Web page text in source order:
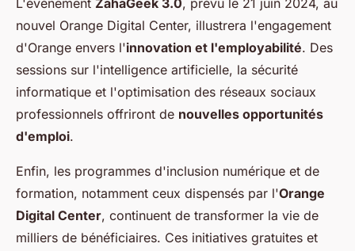
L'événement ZahaGeek 3.0, prévu le 21 juin 2024, au
nouvel Orange Digital Center, illustrera l'engagement
d'Orange envers l'innovation et l'employabilité. Des
sessions sur l'intelligence artificielle, la sécurité
informatique et l'optimisation des réseaux sociaux
professionnels offriront de nouvelles opportunités
d'emploi.
Enfin, les programmes d'inclusion numérique et de
formation, notamment ceux dispensés par l'Orange
Digital Center, continuent de transformer la vie de
milliers de bénéficiaires. Ces initiatives gratuites et